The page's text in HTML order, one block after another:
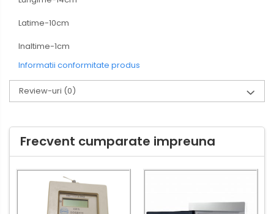
Latime-10cm
Inaltime-1cm
Informatii conformitate produs
Review-uri (0)
Frecvent cumparate impreuna